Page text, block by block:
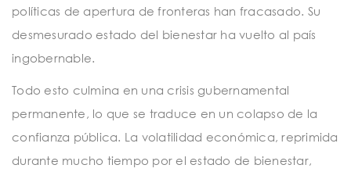
políticas de apertura de fronteras han fracasado. Su
desmesurado estado del bienestar ha vuelto al país
ingobernable.
Todo esto culmina en una crisis gubernamental
permanente, lo que se traduce en un colapso de la
confianza pública. La volatilidad económica, reprimida
durante mucho tiempo por el estado de bienestar,